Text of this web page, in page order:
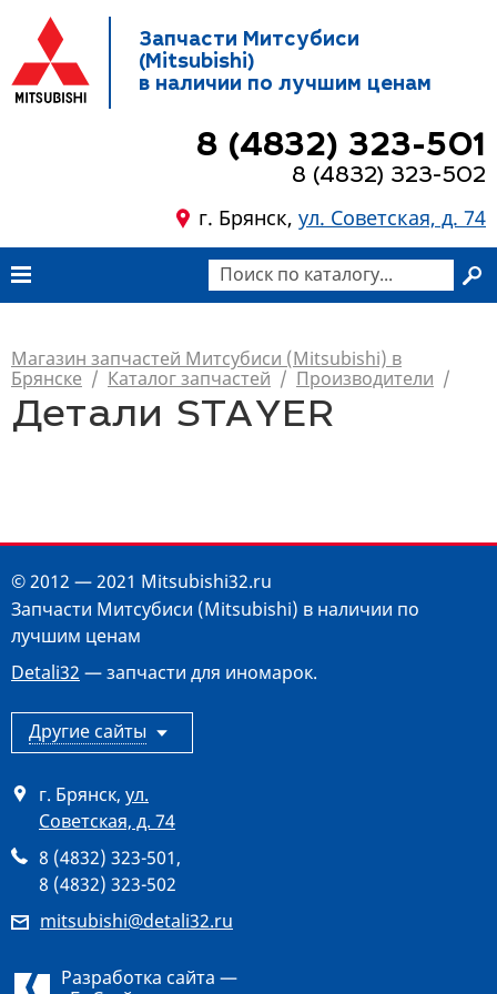
Запчасти Митсубиси
(Mitsubishi)
в наличии по лучшим ценам
8 (4832) 323-501
8 (4832) 323-502
г. Брянск, ул. Советская, д. 74
Магазин запчастей Митсубиси (Mitsubishi) в
Брянске / Каталог запчастей / Производители /
Детали STAYER
© 2012 — 2021 Mitsubishi32.ru
Запчасти Митсубиси (Mitsubishi) в наличии по
лучшим ценам
Detali32 — запчасти для иномарок.
Другие сайты
г. Брянск, ул.
Советская, д. 74
8 (4832) 323-501,
8 (4832) 323-502
mitsubishi@detali32.ru
Разработка сайта —